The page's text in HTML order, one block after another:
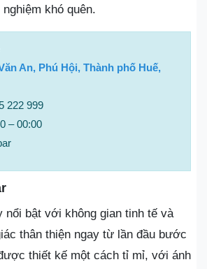
khó quên.
An, Phú Hội, Thành phố Huế,
222 999
– 00:00
nổi bật với không gian tinh tế và
thân thiện ngay từ lần đầu bước
thiết kế một cách tỉ mỉ, với ánh